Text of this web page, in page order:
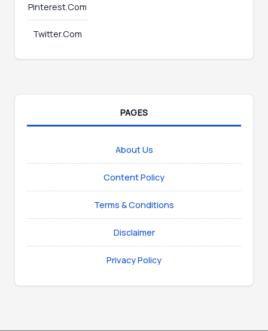
Pinterest.Com
Twitter.Com
PAGES
About Us
Content Policy
Terms & Conditions
Disclaimer
Privacy Policy